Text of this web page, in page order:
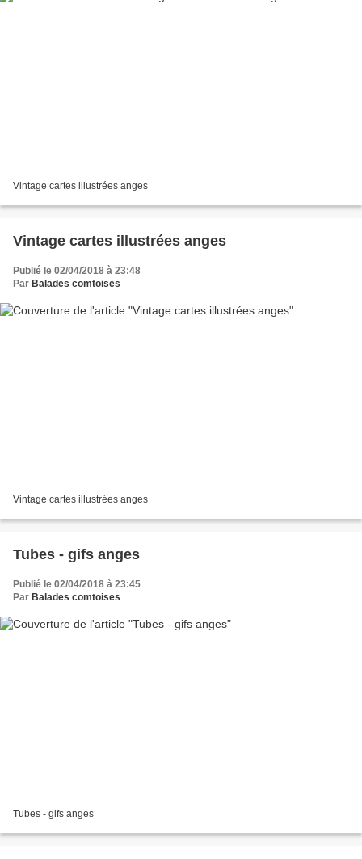
Vintage cartes illustrées anges
Vintage cartes illustrées anges
Publié le 02/04/2018 à 23:48
Par Balades comtoises
Vintage cartes illustrées anges
Tubes - gifs anges
Publié le 02/04/2018 à 23:45
Par Balades comtoises
Tubes - gifs anges